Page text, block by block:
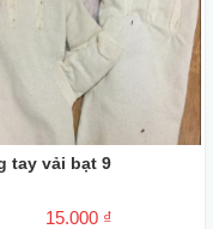
tay vải bạt 9
15.000 ₫